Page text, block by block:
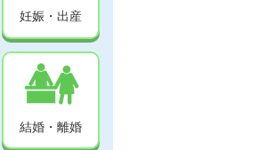
妊娠・出産
結婚・離婚